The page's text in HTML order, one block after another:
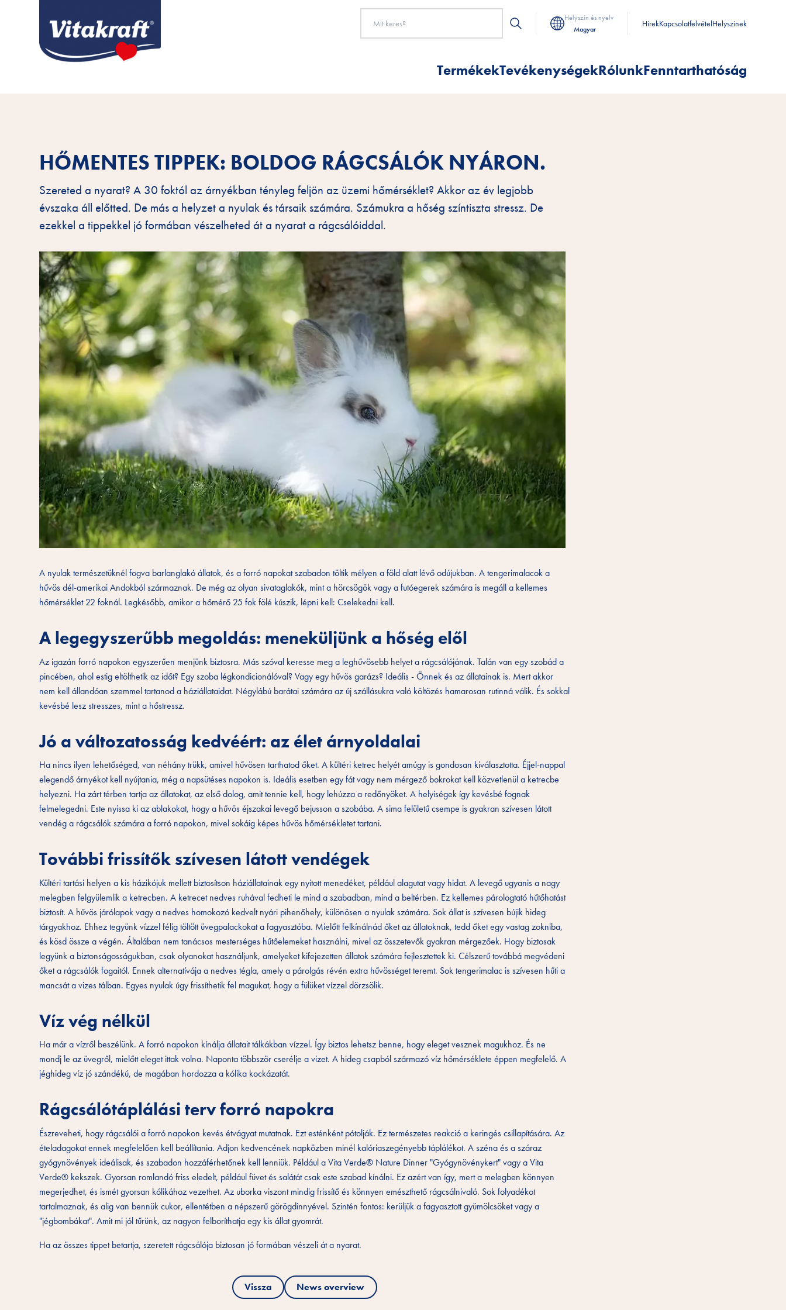
Helyszín és nyelv
Magyar
HírekKapcsolatfelvételHelyszínek
TermékekTevékenységekRólunkFenntarthatóság
HŐMENTES TIPPEK: BOLDOG RÁGCSÁLÓK NYÁRON.
Szereted a nyarat? A 30 foktól az árnyékban tényleg feljön az üzemi hőmérséklet? Akkor az év legjobb
évszaka áll előtted. De más a helyzet a nyulak és társaik számára. Számukra a hőség színtiszta stressz. De
ezekkel a tippekkel jó formában vészelheted át a nyarat a rágcsálóiddal.
A nyulak természetüknél fogva barlanglakó állatok, és a forró napokat szabadon töltik mélyen a föld alatt lévő odújukban. A tengerimalacok a
hűvös dél-amerikai Andokból származnak. De még az olyan sivataglakók, mint a hörcsögök vagy a futóegerek számára is megáll a kellemes
hőmérséklet 22 foknál. Legkésőbb, amikor a hőmérő 25 fok fölé kúszik, lépni kell: Cselekedni kell.
A legegyszerűbb megoldás: meneküljünk a hőség elől
Az igazán forró napokon egyszerűen menjünk biztosra. Más szóval keresse meg a leghűvösebb helyet a rágcsálójának. Talán van egy szobád a
pincében, ahol estig eltölthetik az időt? Egy szoba légkondicionálóval? Vagy egy hűvös garázs? Ideális - Önnek és az állatainak is. Mert akkor
nem kell állandóan szemmel tartanod a háziállataidat. Négylábú barátai számára az új szállásukra való költözés hamarosan rutinná válik. És sokkal
kevésbé lesz stresszes, mint a hőstressz.
Jó a változatosság kedvéért: az élet árnyoldalai
Ha nincs ilyen lehetőséged, van néhány trükk, amivel hűvösen tarthatod őket. A kültéri ketrec helyét amúgy is gondosan kiválasztotta. Éjjel-nappal
elegendő árnyékot kell nyújtania, még a napsütéses napokon is. Ideális esetben egy fát vagy nem mérgező bokrokat kell közvetlenül a ketrecbe
helyezni. Ha zárt térben tartja az állatokat, az első dolog, amit tennie kell, hogy lehúzza a redőnyöket. A helyiségek így kevésbé fognak
felmelegedni. Este nyissa ki az ablakokat, hogy a hűvös éjszakai levegő bejusson a szobába. A sima felületű csempe is gyakran szívesen látott
vendég a rágcsálók számára a forró napokon, mivel sokáig képes hűvös hőmérsékletet tartani.
További frissítők szívesen látott vendégek
Kültéri tartási helyen a kis házikójuk mellett biztosítson háziállatainak egy nyitott menedéket, például alagutat vagy hidat. A levegő ugyanis a nagy
melegben felgyülemlik a ketrecben. A ketrecet nedves ruhával fedheti le mind a szabadban, mind a beltérben. Ez kellemes párologtató hűtőhatást
biztosít. A hűvös járólapok vagy a nedves homokozó kedvelt nyári pihenőhely, különösen a nyulak számára. Sok állat is szívesen bújik hideg
tárgyakhoz. Ehhez tegyünk vízzel félig töltött üvegpalackokat a fagyasztóba. Mielőtt felkínálnád őket az állatoknak, tedd őket egy vastag zokniba,
és kösd össze a végén. Általában nem tanácsos mesterséges hűtőelemeket használni, mivel az összetevők gyakran mérgezőek. Hogy biztosak
legyünk a biztonságosságukban, csak olyanokat használjunk, amelyeket kifejezetten állatok számára fejlesztettek ki. Célszerű továbbá megvédeni
őket a rágcsálók fogaitól. Ennek alternatívája a nedves tégla, amely a párolgás révén extra hűvösséget teremt. Sok tengerimalac is szívesen hűti a
mancsát a vizes tálban. Egyes nyulak úgy frissíthetik fel magukat, hogy a fülüket vízzel dörzsölik.
Víz vég nélkül
Ha már a vízről beszélünk. A forró napokon kínálja állatait tálkákban vízzel. Így biztos lehetsz benne, hogy eleget vesznek magukhoz. És ne
mondj le az üvegről, mielőtt eleget ittak volna. Naponta többször cserélje a vizet. A hideg csapból származó víz hőmérséklete éppen megfelelő. A
jéghideg víz jó szándékú, de magában hordozza a kólika kockázatát.
Rágcsálótáplálási terv forró napokra
Észreveheti, hogy rágcsálói a forró napokon kevés étvágyat mutatnak. Ezt esténként pótolják. Ez természetes reakció a keringés csillapítására. Az
ételadagokat ennek megfelelően kell beállítania. Adjon kedvencének napközben minél kalóriaszegényebb táplálékot. A széna és a száraz
gyógynövények ideálisak, és szabadon hozzáférhetőnek kell lenniük. Például a Vita Verde® Nature Dinner "Gyógynövénykert" vagy a Vita
Verde® kekszek. Gyorsan romlandó friss eledelt, például füvet és salátát csak este szabad kínálni. Ez azért van így, mert a melegben könnyen
megerjedhet, és ismét gyorsan kólikához vezethet. Az uborka viszont mindig frissítő és könnyen emészthető rágcsálnivaló. Sok folyadékot
tartalmaznak, és alig van bennük cukor, ellentétben a népszerű görögdinnyével. Szintén fontos: kerüljük a fagyasztott gyümölcsöket vagy a
"jégbombákat". Amit mi jól tűrünk, az nagyon felboríthatja egy kis állat gyomrát.
Ha az összes tippet betartja, szeretett rágcsálója biztosan jó formában vészeli át a nyarat.
Vissza News overview